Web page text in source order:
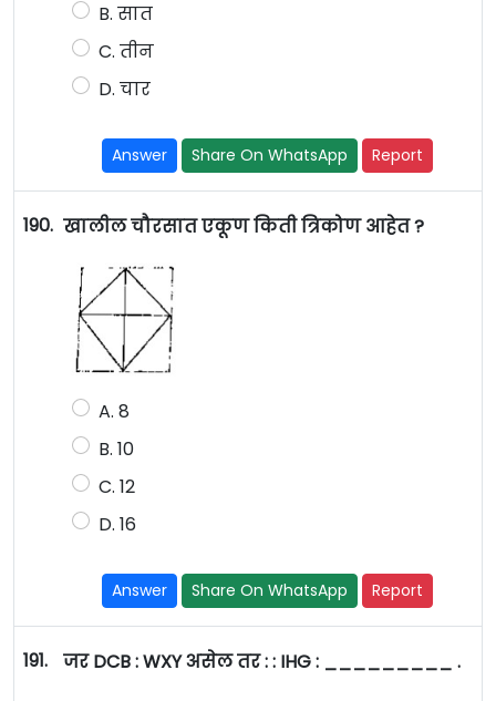
B. सात
C. तीन
D. चार
Answer Share On WhatsApp Report
190. खालील चौरसात एकूण किती त्रिकोण आहेत ?
A. 8
B. 10
C. 12
D. 16
Answer Share On WhatsApp Report
191. जर DCB : WXY असेल तर : : IHG : _________ .